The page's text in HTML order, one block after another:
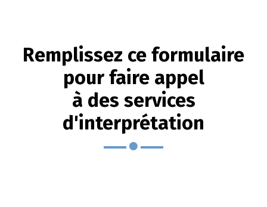
Remplissez ce formulaire
pour faire appel
à des services
d'interprétation